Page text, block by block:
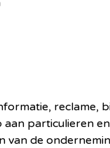
reclame,
particulieren
de